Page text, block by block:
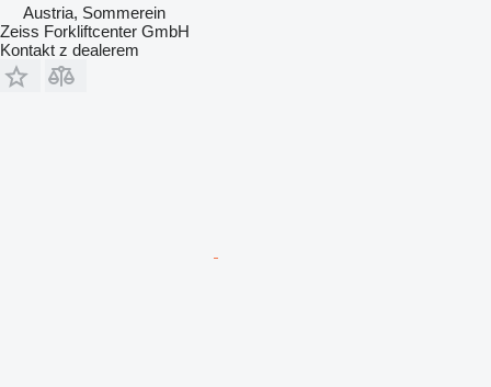
Austria, Sommerein
Zeiss Forkliftcenter GmbH
Kontakt z dealerem